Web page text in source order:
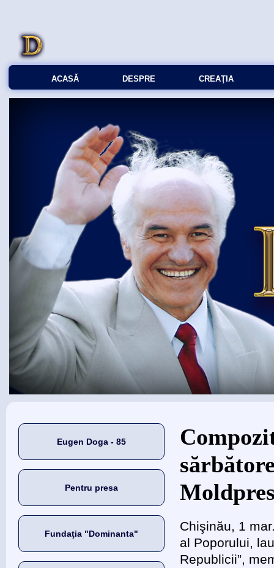
ACASĂ DESPRE CREAŢIA
Eugen Doga - 85
Pentru presa
Fundaţia "Dominanta"
Eşti aici
Chişinău, 1
al Poporului,
Republicii”,